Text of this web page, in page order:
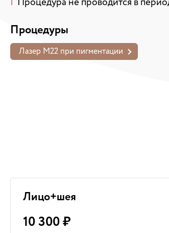
Процедуры
Лазер М22 при пигментации
Лицо+шея
10 300 ₽